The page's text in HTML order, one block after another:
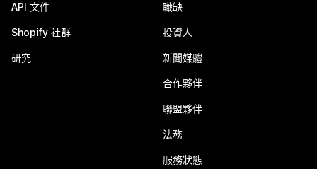
API 文件
Shopify 社群
研究
職缺
投資人
新聞媒體
合作夥伴
聯盟夥伴
法務
服務狀態